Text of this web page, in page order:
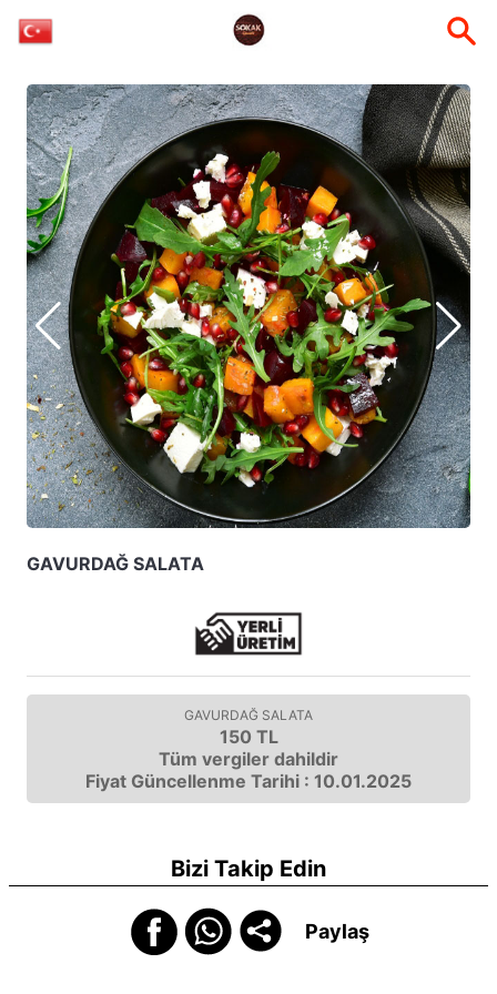
GAVURDAĞ SALATA
GAVURDAĞ SALATA
150 TL
Tüm vergiler dahildir
Fiyat Güncellenme Tarihi : 10.01.2025
Bizi Takip Edin
Paylaş